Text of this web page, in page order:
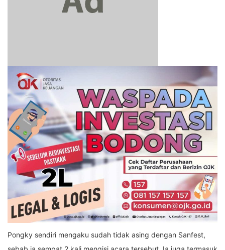
Pongky sendiri mengaku sudah tidak asing dengan Sanfest,